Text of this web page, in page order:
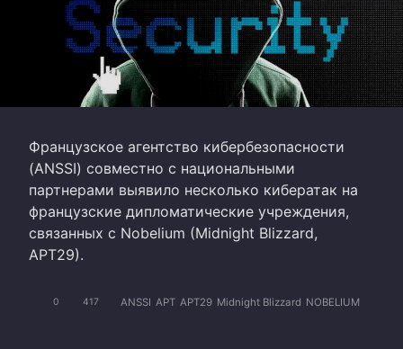
Французское агентство кибербезопасности
(ANSSI) совместно с национальными
партнерами выявило несколько кибератак на
французские дипломатические учреждения,
связанных с Nobelium (Midnight Blizzard,
APT29).
0 417 ANSSI APT APT29 Midnight Blizzard NOBELIUM